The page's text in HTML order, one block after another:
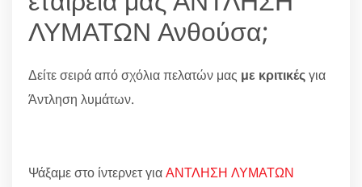
ΛΥΜΑΤΩΝ Ανθούσα;
Δείτε σειρά από σχόλια πελατών μας με κριτικέςγια
Άντληση λυμάτων.
Ψάξαμε στο ίντερνετ γιαΑΝΤΛΗΣΗ ΛΥΜΑΤΩΝ